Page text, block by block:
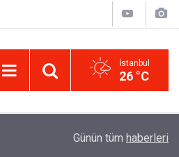
İstanbul
26 °C
Uzadı, Ödeme Kuralları Değişti
Günün tüm haberleri